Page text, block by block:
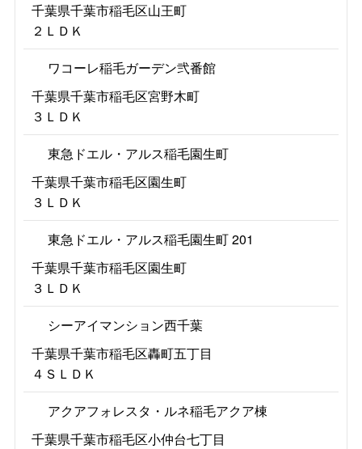
千葉県千葉市稲毛区山王町
２ＬＤＫ
ワコーレ稲毛ガーデン弐番館
千葉県千葉市稲毛区宮野木町
３ＬＤＫ
東急ドエル・アルス稲毛園生町
千葉県千葉市稲毛区園生町
３ＬＤＫ
東急ドエル・アルス稲毛園生町 201
千葉県千葉市稲毛区園生町
３ＬＤＫ
シーアイマンション西千葉
千葉県千葉市稲毛区轟町五丁目
４ＳＬＤＫ
アクアフォレスタ・ルネ稲毛アクア棟
千葉県千葉市稲毛区小仲台七丁目